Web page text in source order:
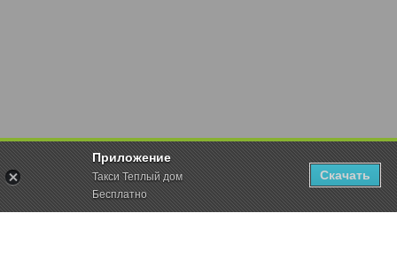
Приложение
Такси Теплый дом
Бесплатно
Скачать